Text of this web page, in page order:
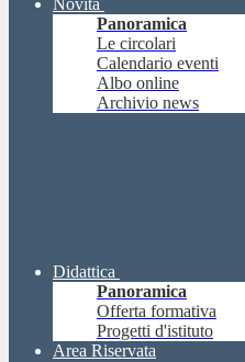
Novità
Panoramica
Le circolari
Calendario eventi
Albo online
Archivio news
Didattica
Panoramica
Offerta formativa
Progetti d'istituto
Area Riservata